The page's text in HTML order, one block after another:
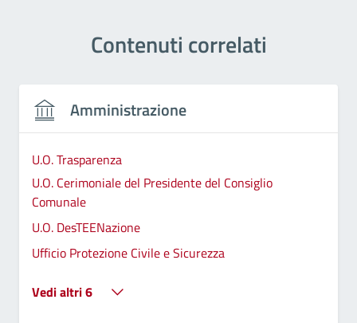
Contenuti correlati
Amministrazione
U.O. Trasparenza
U.O. Cerimoniale del Presidente del Consiglio
Comunale
U.O. DesTEENazione
Ufficio Protezione Civile e Sicurezza
Vedi altri 6